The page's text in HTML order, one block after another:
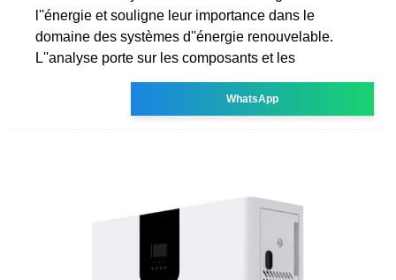
l''énergie et souligne leur importance dans le
domaine des systèmes d''énergie renouvelable.
L''analyse porte sur les composants et les
WhatsApp